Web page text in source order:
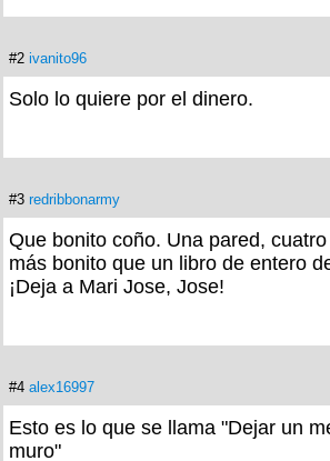
#2 ivanito96
Solo lo quiere por el dinero.
#3 redribbonarmy
Que bonito coño. Una pared,
más bonito que un libro de entero
¡Deja a Mari Jose, Jose!
#4 alex16997
Esto es lo que se llama "Dejar un
muro"